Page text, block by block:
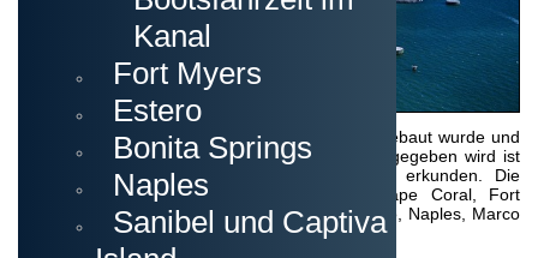
Kanal
Fort Myers
Estero
Bonita Springs
Naples
Sanibel und Captiva
nutzen die
Temperaturen
auch für das
Überwintern. Ein Zweithaus, das gekauft oder gebaut wurde und
den Rest der Zeit in eine rentable Vermietung gegeben wird ist
somit die perfekte Heimbasis, um Florida zu erkunden. Die
beliebtesten Städte in Südwestflorida sind Cape Coral, Fort
Myers, Fort Myers Beach, Bonita Springs, Estero, Naples, Marco
Island und Sanibel sowie Captiva Island.